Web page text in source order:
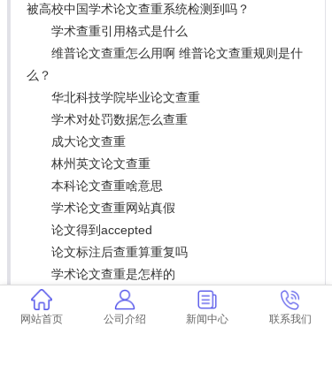
被高校中国学术论文查重系统检测到吗？
学术查重引用格式是什么
维普论文查重怎么用啊 维普论文查重规则是什
么？
华北科技学院毕业论文查重
学术对处罚数据怎么查重
成大论文查重
林州英文论文查重
本科论文查重啥意思
学术论文查重网站真假
论文得到accepted
论文标注后查重算重复吗
学术论文查重是怎样的
毕业论文查重推广 本科毕业论文需要查重吗？
论文查重过了就不算抄袭
网站首页 公司介绍 新闻中心 联系我们